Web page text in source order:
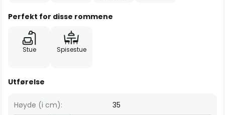
Perfekt for disse rommene
Stue Spisestue
Utførelse
Høyde (i cm):
35